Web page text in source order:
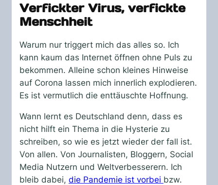
Verfickter Virus, verfickte
Menschheit
Warum nur triggert mich das alles so. Ich
kann kaum das Internet öffnen ohne Puls zu
bekommen. Alleine schon kleines Hinweise
auf Corona lassen mich innerlich explodieren.
Es ist vermutlich die enttäuschte Hoffnung.
Wann lernt es Deutschland denn, dass es
nicht hilft ein Thema in die Hysterie zu
schreiben, so wie es jetzt wieder der fall ist.
Von allen. Von Journalisten, Bloggern, Social
Media Nutzern und Weltverbesserern. Ich
bleib dabei, die Pandemie ist vorbei bzw.